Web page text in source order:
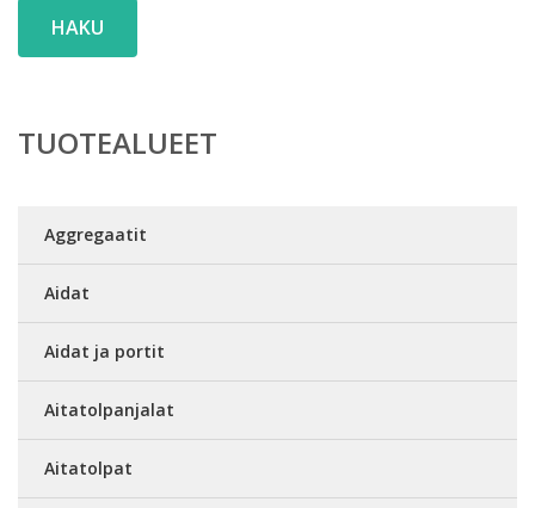
HAKU
TUOTEALUEET
Aggregaatit
Aidat
Aidat ja portit
Aitatolpanjalat
Aitatolpat